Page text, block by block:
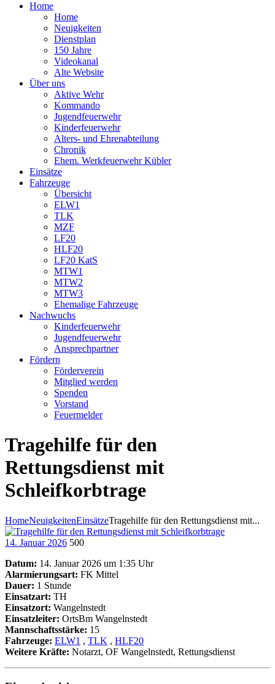
Home
Home
Neuigkeiten
Dienstplan
150 Jahre
Videokanal
Alte Website
Über uns
Aktive Wehr
Kommando
Jugendfeuerwehr
Kinderfeuerwehr
Alters- und Ehrenabteilung
Chronik
Ehem. Werkfeuerwehr Kübler
Einsätze
Fahrzeuge
Übersicht
ELW1
TLK
MZF
LF20
HLF20
LF20 KatS
MTW1
MTW2
MTW3
Ehemalige Fahrzeuge
Nachwuchs
Kinderfeuerwehr
Jugendfeuerwehr
Ansprechpartner
Fördern
Förderverein
Mitglied werden
Spenden
Vorstand
Feuermelder
Tragehilfe für den
Rettungsdienst mit
Schleifkorbtrage
HomeNeuigkeitenEinsätzeTragehilfe für den Rettungsdienst mit...
14. Januar 2026 500
Datum: 14. Januar 2026 um 1:35 Uhr
Alarmierungsart: FK Mittel
Dauer: 1 Stunde
Einsatzart: TH
Einsatzort: Wangelnstedt
Einsatzleiter: OrtsBm Wangelnstedt
Mannschaftsstärke: 15
Fahrzeuge: ELW1 , TLK , HLF20
Weitere Kräfte: Notarzt, OF Wangelnstedt, Rettungsdienst